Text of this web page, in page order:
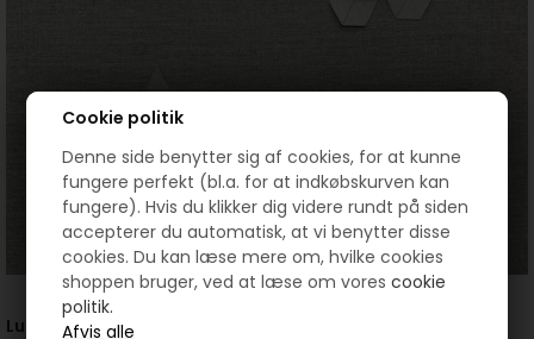
Cookie politik
Denne side benytter sig af cookies, for at kunne
fungere perfekt (bl.a. for at indkøbskurven kan
fungere). Hvis du klikker dig videre rundt på siden
accepterer du automatisk, at vi benytter disse
cookies. Du kan læse mere om, hvilke cookies
shoppen bruger, ved at læse om vorescookie
politik.
Lucy Boston